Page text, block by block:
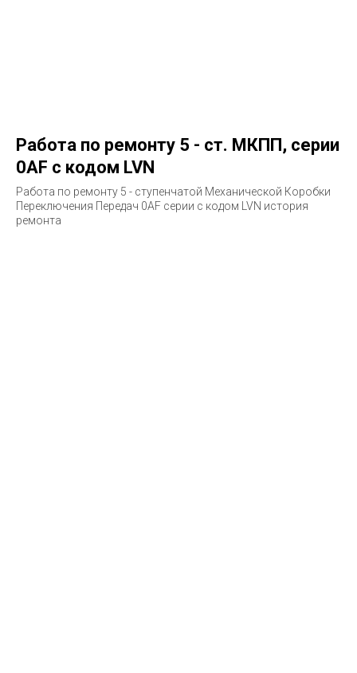
Работа по ремонту 5 - ст. МКПП, серии
0AF с кодом LVN
Работа по ремонту 5 - ступенчатой Механической Коробки
Переключения Передач 0AF серии с кодом LVN история
ремонта